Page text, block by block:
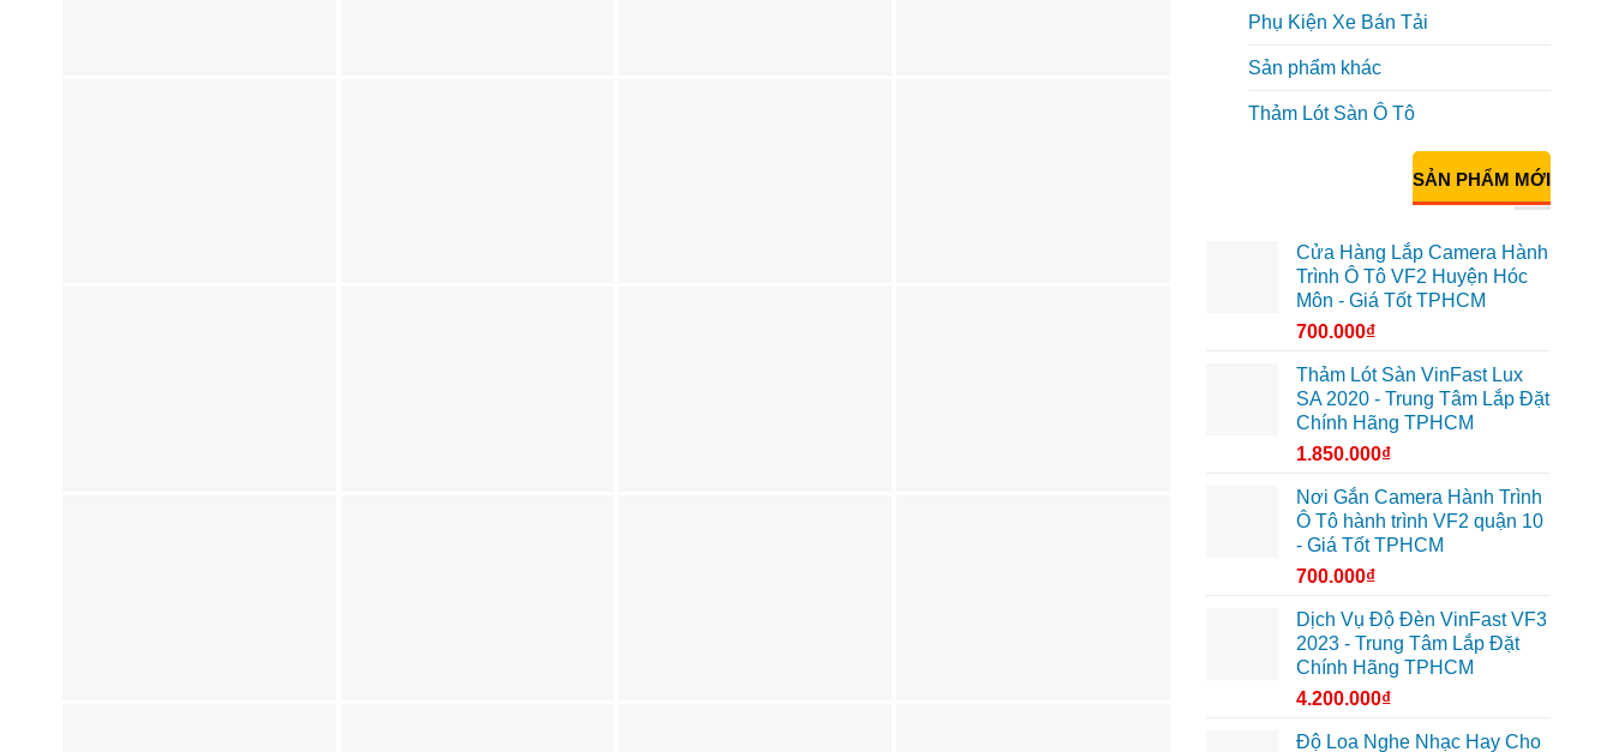
Phụ Kiện Xe Bán Tải
Sản phẩm khác
Thảm Lót Sàn Ô Tô
SẢN PHẨM MỚI
Cửa Hàng Lắp Camera Hành
Trình Ô Tô VF2 Huyện Hóc
Môn - Giá Tốt TPHCM
700.000₫
Thảm Lót Sàn VinFast Lux
SA 2020 - Trung Tâm Lắp Đặt
Chính Hãng TPHCM
1.850.000₫
Nơi Gắn Camera Hành Trình
Ô Tô hành trình VF2 quận 10
- Giá Tốt TPHCM
700.000₫
Dịch Vụ Độ Đèn VinFast VF3
2023 - Trung Tâm Lắp Đặt
Chính Hãng TPHCM
4.200.000₫
Độ Loa Nghe Nhạc Hay Cho